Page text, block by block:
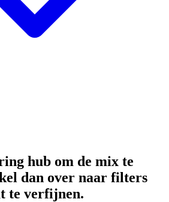
hub om de mix te
dan over naar filters
te verfijnen.